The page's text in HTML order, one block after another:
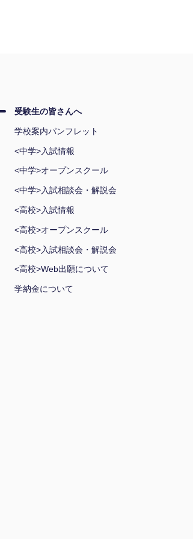
受験生の皆さんへ
学校案内パンフレット
<中学>入試情報
<中学>オープンスクール
<中学>入試相談会・解説会
<高校>入試情報
<高校>オープンスクール
<高校>入試相談会・解説会
<高校>Web出願について
学納金について